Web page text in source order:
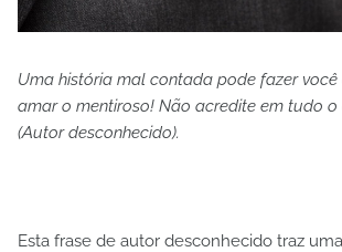
Uma história mal contada pode fazer
amar o mentiroso! Não acredite em tudo
(Autor desconhecido).
Esta frase de autor desconhecido traz